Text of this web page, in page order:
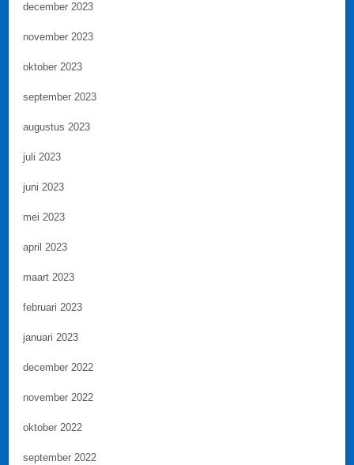
december 2023
november 2023
oktober 2023
september 2023
augustus 2023
juli 2023
juni 2023
mei 2023
april 2023
maart 2023
februari 2023
januari 2023
december 2022
november 2022
oktober 2022
september 2022